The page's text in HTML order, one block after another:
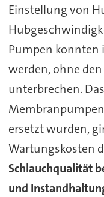
Einstellung von
Pumpen konnten
werden, ohne
unterbrechen.
ersetzt wurden,
Wartungskosten
Schlauchqualität
und